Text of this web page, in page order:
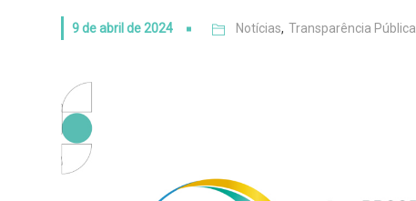
9 de abril de 2024 Notícias, Transparência Pública